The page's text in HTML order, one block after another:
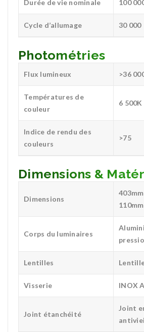
Durée de vie nominale 100
Cycle d’allumage 30 000
Photométries
Flux lumineux >36
Températures de
couleur
6 500K
Indice de rendu des
couleurs
>75
Dimensions &
Dimensions
110mm
Corps du luminaires
Lentilles
Visserie INOX
Joint étanchéité
Joint